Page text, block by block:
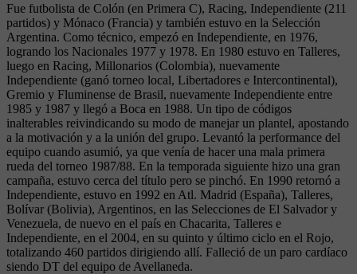
Fue futbolista de Colón (en Primera C), Racing, Independiente (211
partidos) y Mónaco (Francia) y también estuvo en la Selección
Argentina. Como técnico, empezó en Independiente, en 1976,
logrando los Nacionales 1977 y 1978. En 1980 estuvo en Talleres,
luego en Racing, Millonarios (Colombia), nuevamente
Independiente (ganó torneo local, Libertadores e Intercontinental),
Gremio y Fluminense de Brasil, nuevamente Independiente entre
1985 y 1987 y llegó a Boca en 1988. Un tipo de códigos
inalterables reivindicando su modo de manejar un plantel, apostando
a la motivación y a la unión del grupo. Levantó la performance del
equipo cuando asumió, ya que venía de hacer una mala primera
rueda del torneo 1987/88. En la temporada siguiente hizo una gran
campaña, estuvo cerca del título pero se pinchó. En 1990 retornó a
Independiente, estuvo en 1992 en Atl. Madrid (España), Talleres,
Bolívar (Bolivia), Argentinos, en las Selecciones de El Salvador y
Venezuela, de nuevo en el país en Chacarita, Talleres e
Independiente, en el 2004, en su quinto y último ciclo en el Rojo,
totalizando 460 partidos dirigiendo allí. Falleció de un paro cardíaco
siendo DT del equipo de Avellaneda.